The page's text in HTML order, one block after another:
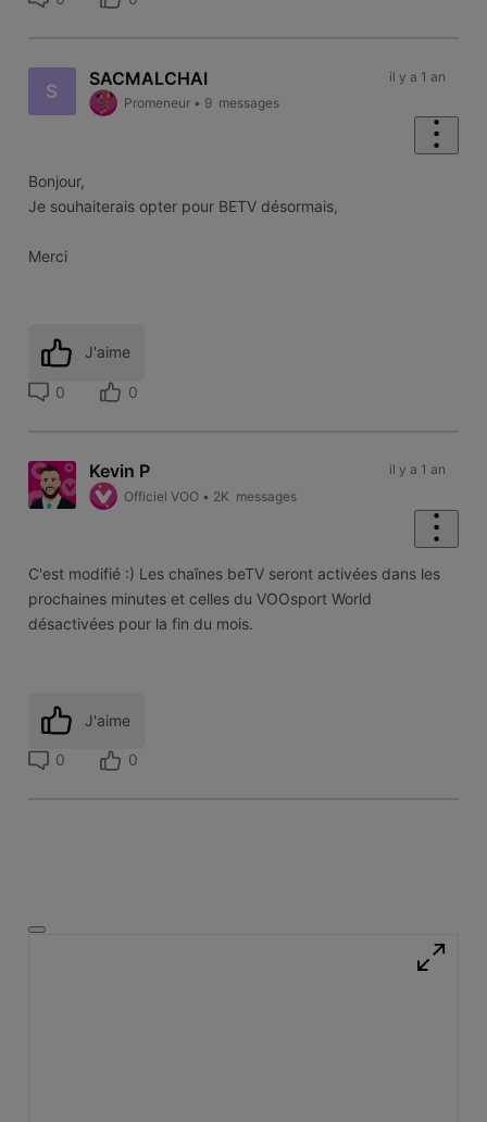
S
SACMALCHAI
Promeneur • 9 messages
il y a 1 an
Bonjour,
Je souhaiterais opter pour BETV désormais,
Merci
J'aime
0 0
Kevin P
Officiel VOO • 2K messages
il y a 1 an
C'est modifié :) Les chaînes beTV seront activées dans les
prochaines minutes et celles du VOOsport World
désactivées pour la fin du mois.
J'aime
0 0